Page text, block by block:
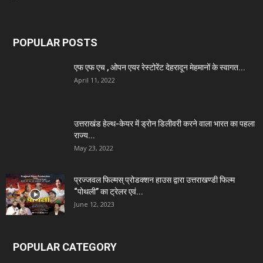
POPULAR POSTS
एफ एफ एच , ओपन एयर रेस्टोरेंट देहरादून मेहमानों के स्वागत...
April 11, 2022
उत्तराखंड हेल्थ-केयर में ड्रोन डिलीवरी करने वाला भारत का पहला
राज्य...
May 23, 2022
प्रज्जवल फिल्मस् प्रोडक्शन हाउस द्वारा उत्तराखण्डी फिल्म
“पोथली” का ट्रेलर एवं...
June 12, 2023
POPULAR CATEGORY